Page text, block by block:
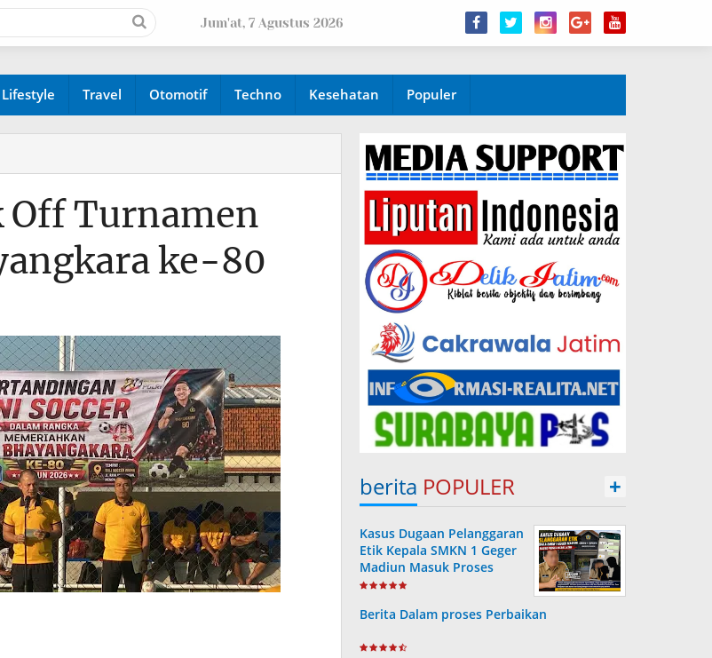
Jum'at, 7 Agustus 2026
Lifestyle Travel Otomotif Techno Kesehatan Populer
Off Turnamen
ke-80
berita POPULER +
Kasus Dugaan Pelanggaran
Etik Kepala SMKN 1 Geger
Madiun Masuk Proses
Disdik Jatim
Berita Dalam proses Perbaikan